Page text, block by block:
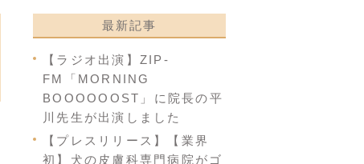
最新記事
【ラジオ出演】ZIP-
FM「MORNING
BOOOOOOST」に院長の平
川先生が出演しました
【プレスリリース】【業界
初】犬の皮膚科専門病院がゴ